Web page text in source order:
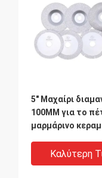
5" Μαχαίρι
100MM για το
μαρμάρινο
άλεσηΚαλύτερη